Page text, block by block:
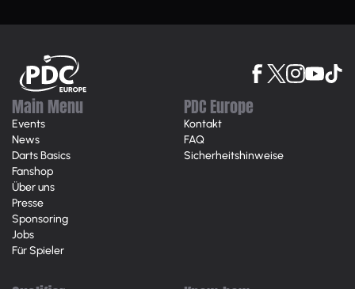
Main Menu
Events
News
Darts Basics
Fanshop
Über uns
Presse
Sponsoring
Jobs
Für Spieler
PDC Europe
Kontakt
FAQ
Sicherheitshinweise